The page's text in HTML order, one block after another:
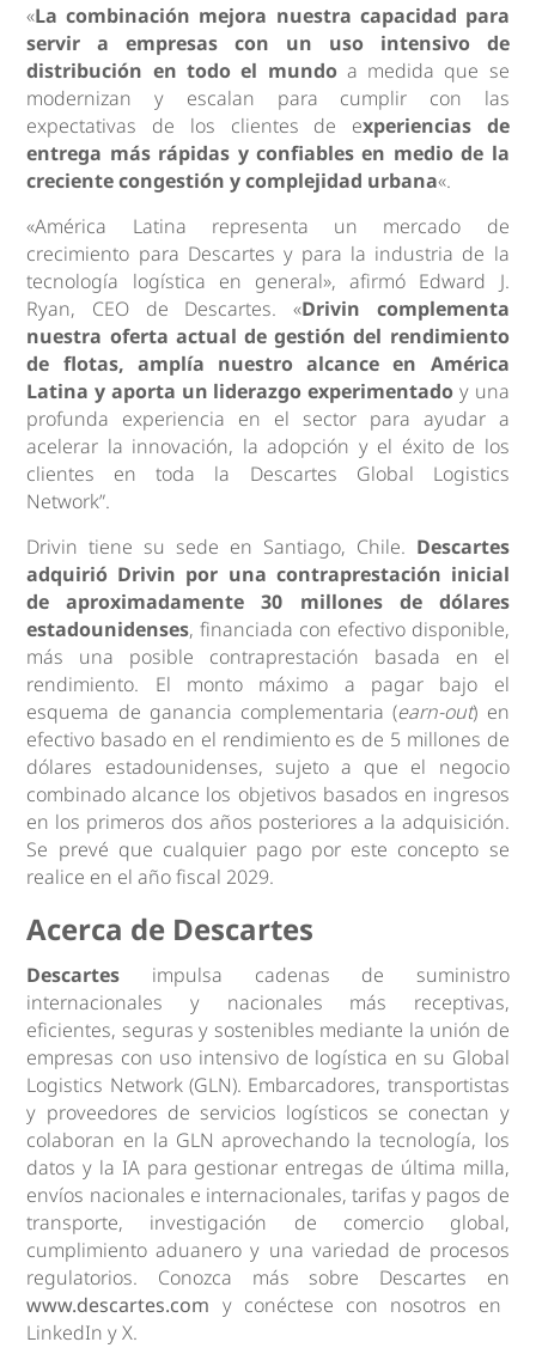
«La combinación mejora nuestra capacidad para
servir a empresas con un uso intensivo de
distribución en todo el mundoa medida que se
modernizan y escalan para cumplir con las
expectativas de los clientes de experiencias de
entrega más rápidas y confiables en medio de la
creciente congestión y complejidad urbana«.
«América Latina representa un mercado de
crecimiento para Descartes y para la industria de la
tecnología logística en general», afirmó Edward J.
Ryan, CEO de Descartes. «Drivin complementa
nuestra oferta actual degestión del rendimiento
de flotas, amplía nuestro alcance en América
Latina y aporta un liderazgo experimentado y una
profunda experiencia en el sector para ayudar a
acelerar la innovación, la adopción y el éxito de los
clientes en toda la Descartes Global Logistics
Network”.
Drivin tiene su sede en Santiago, Chile. Descartes
adquirió Drivin por una contraprestación inicial
de aproximadamente 30 millones de dólares
estadounidenses, financiada con efectivo disponible,
más una posible contraprestación basada en el
rendimiento. El monto máximo a pagar bajo el
esquema de ganancia complementaria (earn-out) en
efectivo basado en el rendimiento es de 5 millones de
dólares estadounidenses, sujeto a que el negocio
combinado alcance los objetivos basados en ingresos
en los primeros dos años posteriores a la adquisición.
Se prevé que cualquier pago por este concepto se
realice en el año fiscal 2029.
Acerca de Descartes
Descartes impulsa cadenas de suministro
internacionales y nacionales más receptivas,
eficientes, seguras y sostenibles mediante la unión de
empresas con uso intensivo de logística en su Global
Logistics Network (GLN). Embarcadores, transportistas
y proveedores de servicios logísticos se conectan y
colaboran en la GLN aprovechando la tecnología, los
datos y la IA para gestionar entregas de última milla,
envíos nacionales e internacionales, tarifas y pagos de
transporte, investigación de comercio global,
cumplimiento aduanero y una variedad de procesos
regulatorios. Conozca más sobre Descartes en
www.descartes.com y conéctese con nosotros en
LinkedIn y X.